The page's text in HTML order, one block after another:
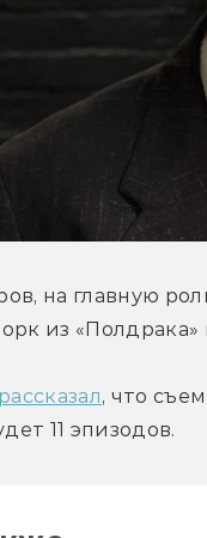
на главную
из
рассказал, что
11 эпизодов.